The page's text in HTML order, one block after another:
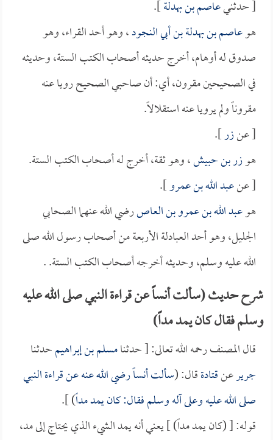
[ حدثنيعاصم بن بهدلة].
هوعاصم بن بهدلة بن أبي النجود، وهو أحد القراء، وهو
صدوق له أوهام، أخرج حديثه أصحاب الكتب الستة، وحديثه
في الصحيحين مقرون، أي: أن صاحبي الصحيح رويا عنه
مقروناً ولم يرويا عنه استقلالاً.
[ عنزر].
هوزر بن حبيش، وهو ثقة، أخرج له أصحاب الكتب الستة.
[ عنعبد الله بن عمرو].
هوعبد الله بن عمرو بن العاصرضي الله عنهما الصحابي
الجليل، وهو أحد العبادلة الأربعة من أصحاب رسول الله صلى
الله عليه وسلم، وحديثه أخرجه أصحاب الكتب الستة. .
شرح حديث (سألت أنساً عن قراءة النبي صلى الله عليه
وسلم فقال كان يمد مداً)
قال المصنف رحمه الله تعالى: [ حدثنامسلم بن إبراهيمحدثنا
جريرعنقتادةقال: (سألتأنساًرضي الله عنه عن قراءة النبي
صلى الله عليه وعلى آله وسلم فقال: كان يمد مداً) ].
قوله: [ (كان يمد مداً) ] يعني أنه يمد الشيء الذي يحتاج إلى مد،